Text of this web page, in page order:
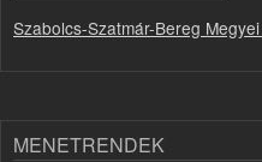
Szabolcs-Szatmár-Bereg
MENETRENDEK